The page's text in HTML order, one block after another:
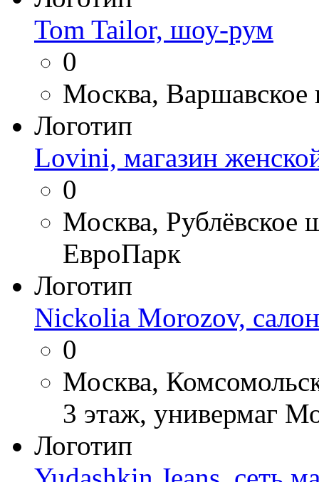
Tom Tailor, шоу-рум
0
Москва, Варшавское
Логотип
Lovini, магазин
0
Москва, Рублёвское
ЕвроПарк
Логотип
Nickolia Morozov,
0
Москва,
3 этаж, универмаг
Логотип